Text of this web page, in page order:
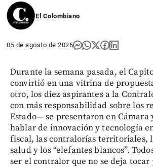
El Colombiano
05 de agosto de 2026
Durante la semana pasada, el
convirtió en una vitrina de
otro, los diez aspirantes a la
con más responsabilidad sobre los
Estado— se presentaron en Cámara
hablar de innovación y tecnología
fiscal, las contralorías territoriales,
salud y los “elefantes blancos”.
ser el contralor que no se deja tocar